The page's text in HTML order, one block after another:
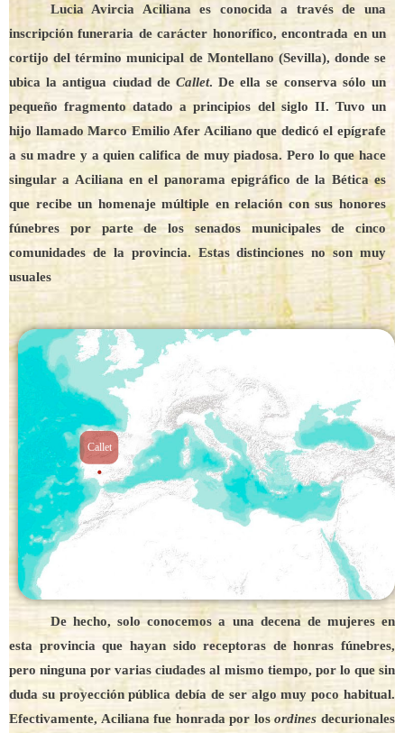
Lucia Avircia Aciliana es conocida a través de una
inscripción funeraria de carácter honorífico, encontrada en un
cortijo del término municipal de Montellano (Sevilla), donde se
ubica la antigua ciudad de Callet. De ella se conserva sólo un
pequeño fragmento datado a principios del siglo II. Tuvo un
hijo llamado Marco Emilio Afer Aciliano que dedicó el epígrafe
a su madre y a quien califica de muy piadosa. Pero lo que hace
singular a Aciliana en el panorama epigráfico de la Bética es
que recibe un homenaje múltiple en relación con sus honores
fúnebres por parte de los senados municipales de cinco
comunidades de la provincia. Estas distinciones no son muy
usuales
Callet
De hecho, solo conocemos a una decena de mujeres en
esta provincia que hayan sido receptoras de honras fúnebres,
pero ninguna por varias ciudades al mismo tiempo, por lo que sin
duda su proyección pública debía de ser algo muy poco habitual.
Efectivamente, Aciliana fue honrada por losordines decurionales